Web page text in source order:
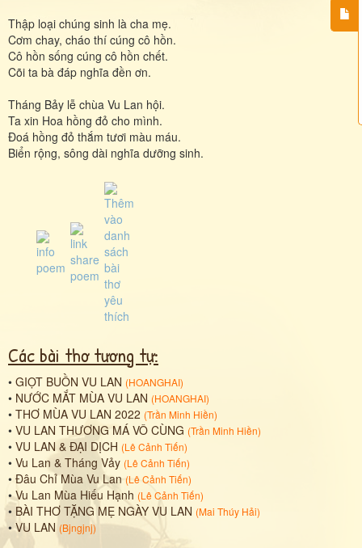
Thập loại chúng sinh là cha mẹ.
Cơm chay, cháo thí cúng cô hồn.
Cô hồn sống cúng cô hồn chết.
Cõi ta bà đáp nghĩa đền ơn.
Tháng Bảy lễ chùa Vu Lan hội.
Ta xin Hoa hồng đỏ cho mình.
Đoá hồng đỏ thắm tươi màu máu.
Biển rộng, sông dài nghĩa dưỡng sinh.
Các bài thơ tương tự:
• GIỌT BUỒN VU LAN (HOANGHAI)
• NƯỚC MẮT MÙA VU LAN (HOANGHAI)
• THƠ MÙA VU LAN 2022 (Trần Minh Hiền)
• VU LAN THƯƠNG MÁ VÔ CÙNG (Trần Minh Hiền)
• VU LAN & ĐẠI DỊCH (Lê Cảnh Tiến)
• Vu Lan & Tháng Vảy (Lê Cảnh Tiến)
• Đâu Chỉ Mùa Vu Lan (Lê Cảnh Tiến)
•Vu Lan Mùa Hiếu Hạnh (Lê Cảnh Tiến)
• BÀI THƠ TẶNG MẸ NGÀY VU LAN (Mai Thúy Hải)
•VU LAN (Bjngjnj)